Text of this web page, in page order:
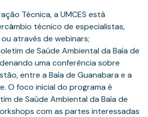
Técnica, a UMCES está
técnico de especialistas,
através de webinars;
de Saúde Ambiental da Baía de
uma conferência sobre
entre a Baía de Guanabara e a
O foco inicial do programa é
de Saúde Ambiental da Baía de
com as partes interessadas